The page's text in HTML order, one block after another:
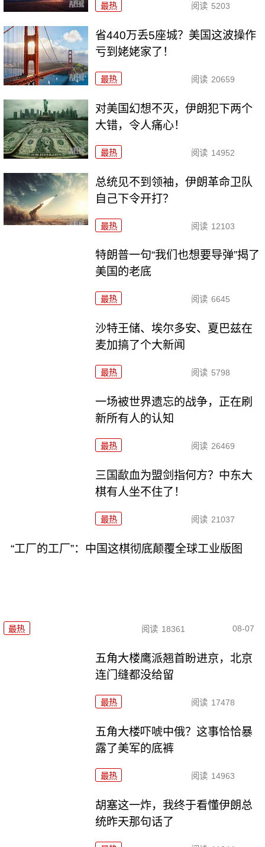
最热 阅读 5203
省440万丢5座城？美国这波操作
亏到姥姥家了！
最热 阅读 20659
对美国幻想不灭，伊朗犯下两个
大错，令人痛心！
最热 阅读 14952
总统见不到领袖，伊朗革命卫队
自己下令开打？
最热 阅读 12103
特朗普一句“我们也想要导弹”揭了
美国的老底
最热 阅读 6645
沙特王储、埃尔多安、夏巴兹在
麦加搞了个大新闻
最热 阅读 5798
一场被世界遗忘的战争，正在刷
新所有人的认知
最热 阅读 26469
三国歃血为盟剑指何方？中东大
棋有人坐不住了！
最热 阅读 21037
“工厂的工厂”：中国这棋彻底颠覆全球工业版图
最热 阅读 18361 08-07
五角大楼鹰派翘首盼进京，北京
连门缝都没给留
最热 阅读 17478
五角大楼吓唬中俄？这事恰恰暴
露了美军的底裤
最热 阅读 14963
胡塞这一炸，我终于看懂伊朗总
统昨天那句话了